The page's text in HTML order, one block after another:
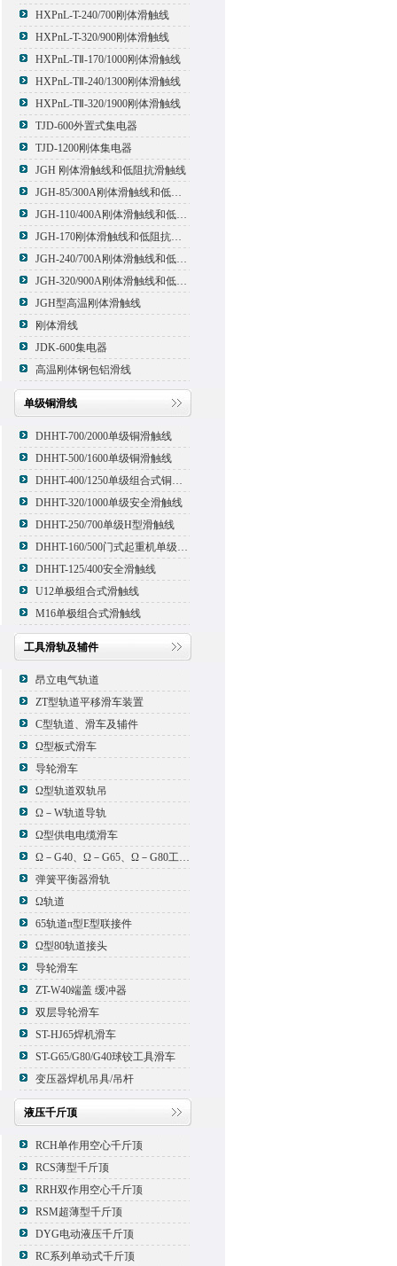
HXPnL-T-240/700刚体滑触线
HXPnL-T-320/900刚体滑触线
HXPnL-TⅡ-170/1000刚体滑触线
HXPnL-TⅡ-240/1300刚体滑触线
HXPnL-TⅡ-320/1900刚体滑触线
TJD-600外置式集电器
TJD-1200刚体集电器
JGH 刚体滑触线和低阻抗滑触线
JGH-85/300A刚体滑触线和低阻抗滑触线
JGH-110/400A刚体滑触线和低阻抗滑触线
JGH-170刚体滑触线和低阻抗滑触线
JGH-240/700A刚体滑触线和低阻抗滑触线
JGH-320/900A刚体滑触线和低阻抗滑触线
JGH型高温刚体滑触线
刚体滑线
JDK-600集电器
高温刚体钢包铝滑线
单级铜滑线
DHHT-700/2000单级铜滑触线
DHHT-500/1600单级铜滑触线
DHHT-400/1250单级组合式铜滑线,滑触线
DHHT-320/1000单级安全滑触线
DHHT-250/700单级H型滑触线
DHHT-160/500门式起重机单级组合式滑触线
DHHT-125/400安全滑触线
U12单极组合式滑触线
M16单极组合式滑触线
工具滑轨及辅件
昂立电气轨道
ZT型轨道平移滑车装置
C型轨道、滑车及辅件
Ω型板式滑车
导轮滑车
Ω型轨道双轨吊
Ω－W轨道导轨
Ω型供电电缆滑车
Ω－G40、Ω－G65、Ω－G80工具滑车
弹簧平衡器滑轨
Ω轨道
65轨道π型E型联接件
Ω型80轨道接头
导轮滑车
ZT-W40端盖 缓冲器
双层导轮滑车
ST-HJ65焊机滑车
ST-G65/G80/G40球铰工具滑车
变压器焊机吊具/吊杆
液压千斤顶
RCH单作用空心千斤顶
RCS薄型千斤顶
RRH双作用空心千斤顶
RSM超薄型千斤顶
DYG电动液压千斤顶
RC系列单动式千斤顶